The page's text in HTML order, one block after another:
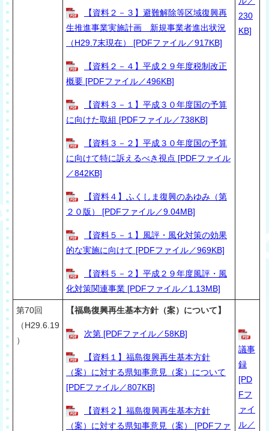
【資料２－３】避難解除等区域復興再
生推進事業実施計画 新規事業者進出状況
（H29.7末現在） [PDFファイル／917KB]
【資料２－４】平成２９年度税制改正
概要 [PDFファイル／496KB]
【資料３－１】平成３０年度国の予算
に向けた取組 [PDFファイル／738KB]
【資料３－２】平成３０年度国の予算
に向けて特に訴えるべき視点 [PDFファイル
／842KB]
【資料４】ふくしま復興のあゆみ（第
２０版） [PDFファイル／9.04MB]
【資料５－１】風評・風化対策の効果
的な実施に向けて [PDFファイル／969KB]
【資料５－２】平成２９年度風評・風
化対策関連事業 [PDFファイル／1.13MB]
230
KB]
第70回
（H29.6.19
）
【福島復興再生基本方針（案）について】
次第 [PDFファイル／58KB]
【資料１】福島復興再生基本方針
（案）に対する県知事意見（案）について
[PDFファイル／807KB]
【資料２】福島復興再生基本方針
（案）に対する県知事意見（案） [PDFファ
議事
録
[PD
Fフ
ァイ
ル／